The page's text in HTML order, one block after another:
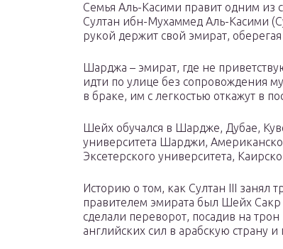
Семья Аль-Касими правит одним из
Султан ибн-Мухаммед Аль-Касими
рукой держит свой эмират,
Шарджа – эмират, где не
идти по улице без сопровождения
в браке, им с легкостью откажут в
Шейх обучался в Шардже, Дубае,
университета Шарджи,
Эксетерского университета,
Историю о том, как Султан III занял
правителем эмирата был Шейх Сакр
сделали переворот, посадив на
английских сил в арабскую страну